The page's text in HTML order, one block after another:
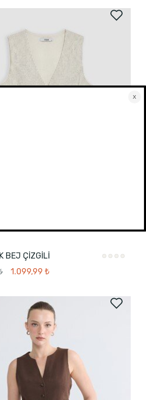
BEJ ÇİZGİLİ
1.099,99 ₺